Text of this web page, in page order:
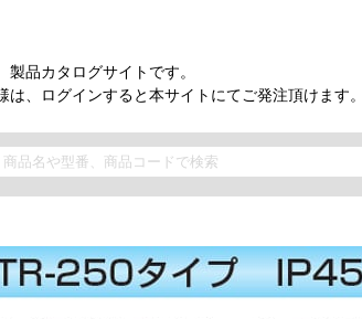
品カタログサイトです。
は、ログインすると本サイトにてご発注頂けます。